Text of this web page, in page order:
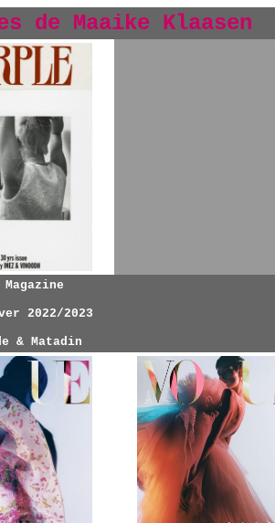
de Maaike Klaasen
2022/2023
& Matadin